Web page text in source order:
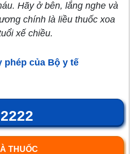
Hãy ở bên, lắng nghe và
chính là liều thuốc xoa
xế chiều.
phép của Bộ y tế
THUỐC